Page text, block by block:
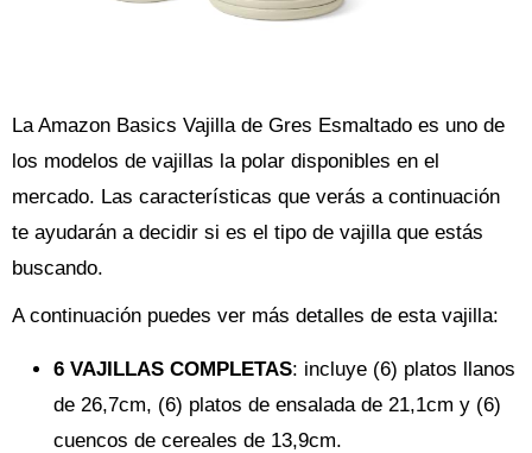
La Amazon Basics Vajilla de Gres Esmaltado es uno de
los modelos de vajillas la polar disponibles en el
mercado. Las características que verás a continuación
te ayudarán a decidir si es el tipo de vajilla que estás
buscando.
A continuación puedes ver más detalles de esta vajilla:
6 VAJILLAS COMPLETAS: incluye (6) platos llanos
de 26,7cm, (6) platos de ensalada de 21,1cm y (6)
cuencos de cereales de 13,9cm.